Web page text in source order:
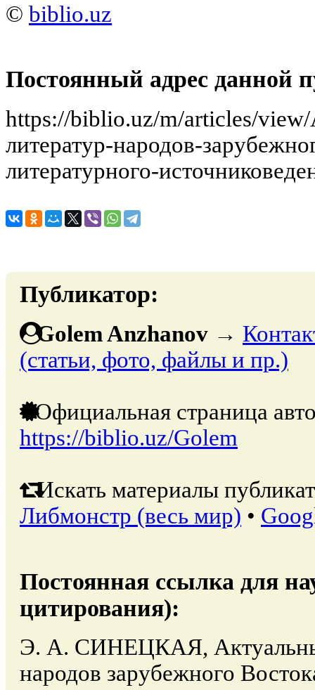
© biblio.uz
Постоянный адрес данной
https://biblio.uz/m/articles/
литератур-народов-
литературного-
Публикатор:
Golem Anzhanov →
(статьи, фото, файлы и пр.)
Официальная страница
https://biblio.uz/Golem
Искать материалы
Либмонстр (весь мир) •
Постоянная ссылка для
цитирования):
Э. А. СИНЕЦКАЯ,
народов зарубежного